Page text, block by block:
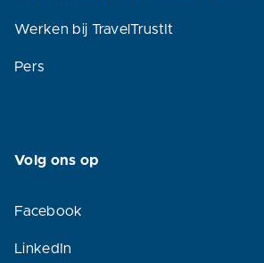
Werken bij TravelTrustIt
Pers
Volg ons op
Facebook
LinkedIn